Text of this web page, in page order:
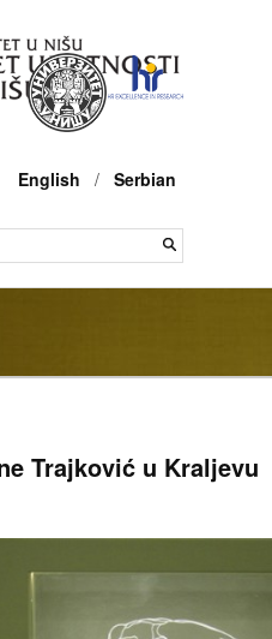
English / Serbian
Trajković u Kraljevu